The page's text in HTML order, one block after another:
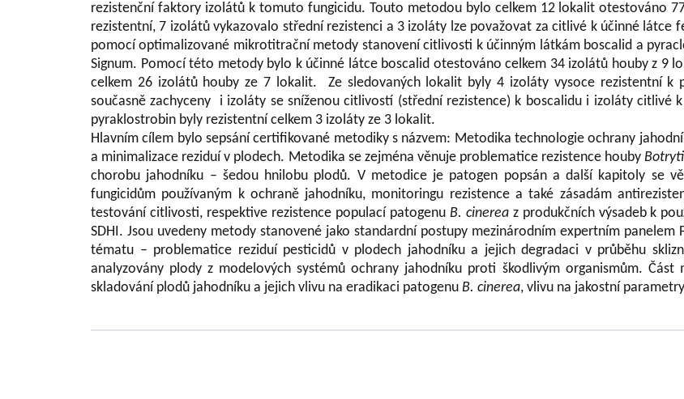
rezistenční faktory izolátů k tomuto fungicidu. Touto metodou bylo celkem 12 lokalit otestováno
rezistentní, 7 izolátů vykazovalo střední rezistenci a 3 izoláty lze považovat za citlivé k účinné látce
pomocí optimalizované mikrotitrační metody stanovení citlivosti k účinným látkám boscalid a
Signum. Pomocí této metody bylo k účinné látce boscalid otestováno celkem 34 izolátů houby z 9
celkem 26 izolátů houby ze 7 lokalit. Ze sledovaných lokalit byly 4 izoláty vysoce rezistentní k
současně zachyceny i izoláty se sníženou citlivostí (střední rezistence) k boscalidu i izoláty citlivé
pyraklostrobin byly rezistentní celkem 3 izoláty ze 3 lokalit.
Hlavním cílem bylo sepsání certifikované metodiky s názvem: Metodika technologie ochrany
a minimalizace reziduí v plodech. Metodika se zejména věnuje problematice rezistence houby
chorobu jahodníku – šedou hnilobu plodů. V metodice je patogen popsán a další kapitoly se
fungicidům používaným k ochraně jahodníku, monitoringu rezistence a také zásadám
testování citlivosti, respektive rezistence populací patogenu B. cinereaz produkčních výsadeb k
SDHI. Jsou uvedeny metody stanovené jako standardní postupy mezinárodním expertním panelem
tématu – problematice reziduí pesticidů v plodech jahodníku a jejich degradaci v průběhu
analyzovány plody z modelových systémů ochrany jahodníku proti škodlivým organismům.
skladování plodů jahodníku a jejich vlivu na eradikaci patogenu B. cinerea, vlivu na jakostní